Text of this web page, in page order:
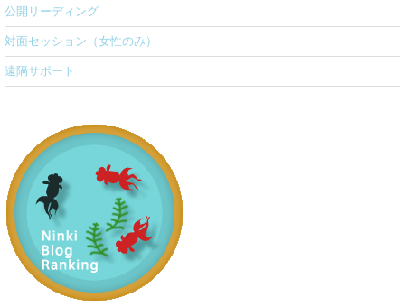
公開リーディング
対面セッション（女性のみ）
遠隔サポート